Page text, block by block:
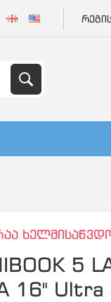
5
16"